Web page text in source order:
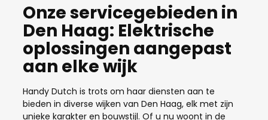
Onze servicegebieden in
Den Haag: Elektrische
oplossingen aangepast
aan elke wijk
Handy Dutch is trots om haar diensten aan te
bieden in diverse wijken van Den Haag, elk met zijn
unieke karakter en bouwstijl. Of u nu woont in de